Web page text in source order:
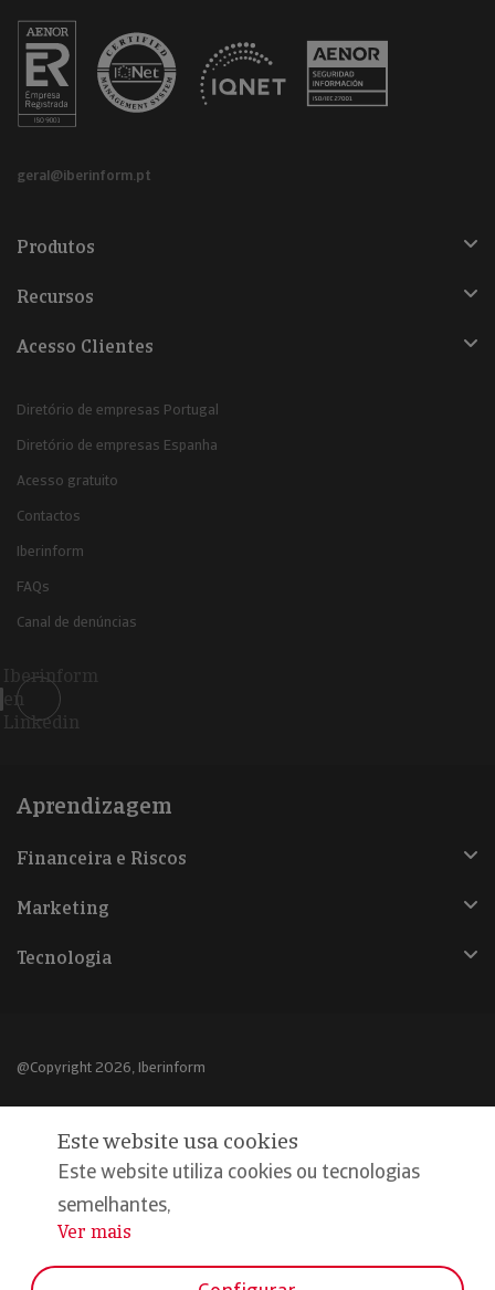
geral@iberinform.pt
Produtos
Recursos
Acesso Clientes
Diretório de empresas Portugal
Diretório de empresas Espanha
Acesso gratuito
Contactos
Iberinform
FAQs
Canal de denúncias
Iberinform
en
Linkedin
Aprendizagem
Financeira e Riscos
Marketing
Tecnologia
@Copyright 2026, Iberinform
Declaração de privacidade
Compromisso qualidade e segurança
Este website usa cookies
Este website utiliza cookies ou tecnologias
semelhantes,
...
Ver mais